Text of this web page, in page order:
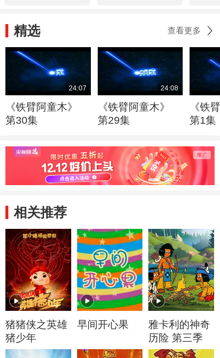
精选 查看更多
24:07
《铁臂阿童木》
第30集
24:08
《铁臂阿童木》
第29集
《铁
第1集
相关推荐
猪猪侠之英雄
猪少年
早间开心果
雅卡利的神奇
历险 第三季